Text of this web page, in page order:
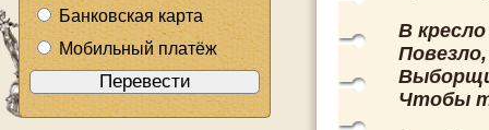
Банковская карта
Мобильный платёж
В
Чтобы